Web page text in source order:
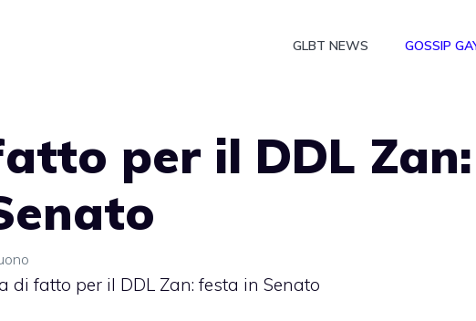
GLBT NEWS GOSSIP
per il DDL Zan:
di fatto per il DDL Zan: festa in Senato